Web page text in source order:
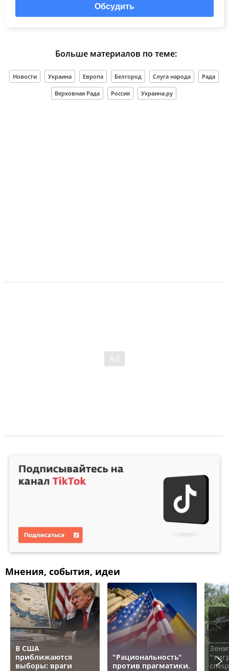
Обсудить
Больше материалов по теме:
Новости Украина Европа Белгород Слуга народа Рада
Верховная Рада Россия Украина.ру
Мнения, события, идеи
В США
приближаются
выборы: враги
"Рациональность"
против прагматики.